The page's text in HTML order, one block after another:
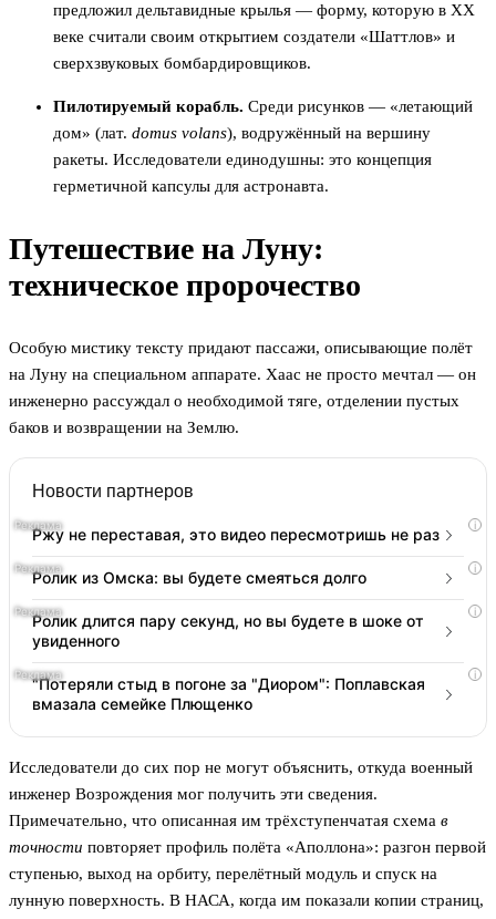
предложил дельтавидные крылья — форму, которую в XX
веке считали своим открытием создатели «Шаттлов» и
сверхзвуковых бомбардировщиков.
Пилотируемый корабль. Среди рисунков — «летающий
дом» (лат. domus volans), водружённый на вершину
ракеты. Исследователи единодушны: это концепция
герметичной капсулы для астронавта.
Путешествие на Луну:
техническое пророчество
Особую мистику тексту придают пассажи, описывающие полёт
на Луну на специальном аппарате. Хаас не просто мечтал — он
инженерно рассуждал о необходимой тяге, отделении пустых
баков и возвращении на Землю.
Новости партнеров
i
Ржу не переставая, это видео пересмотришь не раз
i
Ролик из Омска: вы будете смеяться долго
i
Ролик длится пару секунд, но вы будете в шоке от
увиденного
i
"Потеряли стыд в погоне за "Диором": Поплавская
вмазала семейке Плющенко
Исследователи до сих пор не могут объяснить, откуда военный
инженер Возрождения мог получить эти сведения.
Примечательно, что описанная им трёхступенчатая схема в
точности повторяет профиль полёта «Аполлона»: разгон первой
ступенью, выход на орбиту, перелётный модуль и спуск на
лунную поверхность. В НАСА, когда им показали копии страниц,